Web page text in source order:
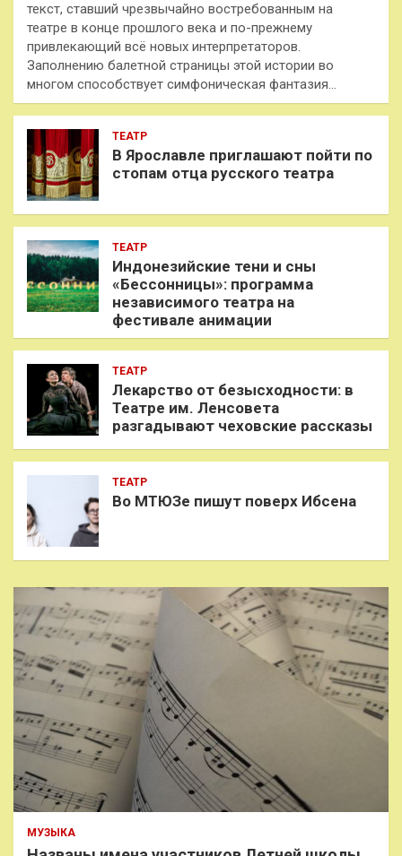
текст, ставший чрезвычайно востребованным на
театре в конце прошлого века и по-прежнему
привлекающий всё новых интерпретаторов.
Заполнению балетной страницы этой истории во
многом способствует симфоническая фантазия…
ТЕАТР
В Ярославле приглашают пойти по
стопам отца русского театра
ТЕАТР
Индонезийские тени и сны
«Бессонницы»: программа
независимого театра на
фестивале анимации
ТЕАТР
Лекарство от безысходности: в
Театре им. Ленсовета
разгадывают чеховские рассказы
ТЕАТР
Во МТЮЗе пишут поверх Ибсена
МУЗЫКА